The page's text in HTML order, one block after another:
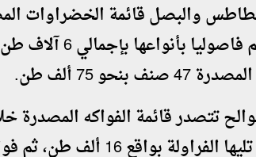
لكل منهما، ثم
بنحو 75 ألف طن.
تتصدر قائمة الفواكه المصدرة